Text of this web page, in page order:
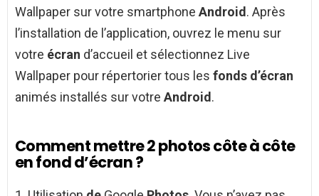
Wallpaper sur votre smartphone Android. Après
l’installation de l’application, ouvrez le menu sur
votre écran d’accueil et sélectionnez Live
Wallpaper pour répertorier tous les fonds d’écran
animés installés sur votre Android.
Comment mettre 2 photos côte à côte
en fond d’écran ?